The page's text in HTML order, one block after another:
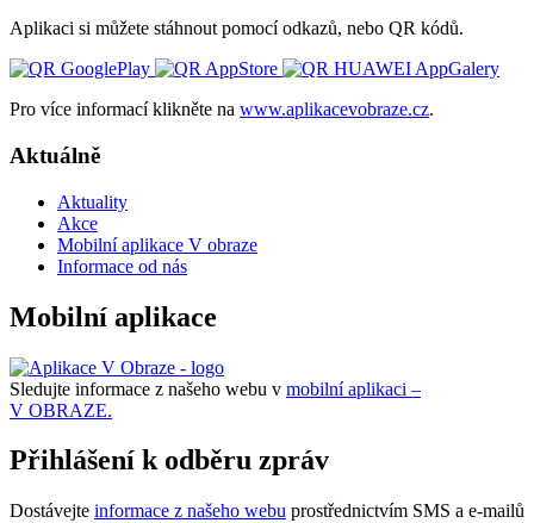
Aplikaci si můžete stáhnout pomocí odkazů, nebo QR kódů.
Pro více informací klikněte na www.aplikacevobraze.cz.
Aktuálně
Aktuality
Akce
Mobilní aplikace V obraze
Informace od nás
Mobilní aplikace
Sledujte informace z našeho webu v mobilní aplikaci –
V OBRAZE.
Přihlášení k odběru zpráv
Dostávejte informace z našeho webu prostřednictvím SMS a e-mailů